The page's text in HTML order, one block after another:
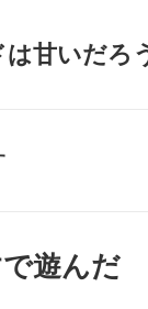
甘いだろ
遊んだ